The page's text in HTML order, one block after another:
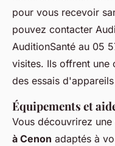
pour vous recevoir
pouvez contacter
AuditionSanté au 05
visites. Ils offrent une
des essais
Équipements et
Vous découvrirez
à Cenon adaptés à